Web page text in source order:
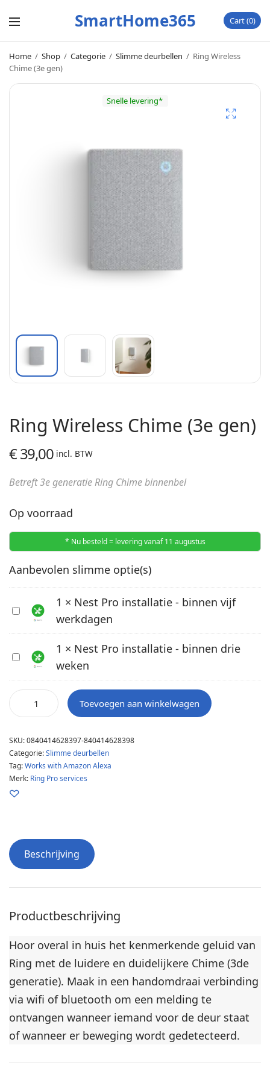
SmartHome365 Cart 0
Home / Shop / Categorie / Slimme deurbellen / Ring Wireless
Chime (3e gen)
Snelle levering*
Ring Wireless Chime (3e gen)
€39,00 incl. BTW
Betreft 3e generatie Ring Chime binnenbel
Op voorraad
* Nu besteld = levering vanaf 11 augustus
Aanbevolen slimme optie(s)
N
t
r
s
t
a
l
e
i
n
e
n
v
i
j
f
e
1 × Nest Pro installatie - binnen vijf
werkdagen
N
o
i
n
s
a
e
b
i
n
e
n
d
i
1 × Nest Pro installatie - binnen drie
weken
Toevoegen aan winkelwagen
SKU:0840414628397-840414628398
Categorie:Slimme deurbellen
Tag:Works with Amazon Alexa
Merk: Ring Pro services
Beschrijving
Productbeschrijving
Hoor overal in huis het kenmerkende geluid van
Ring met de luidere en duidelijkere Chime (3de
generatie). Maak in een handomdraai verbinding
via wifi of bluetooth om een melding te
ontvangen wanneer iemand voor de deur staat
of wanneer er beweging wordt gedetecteerd.